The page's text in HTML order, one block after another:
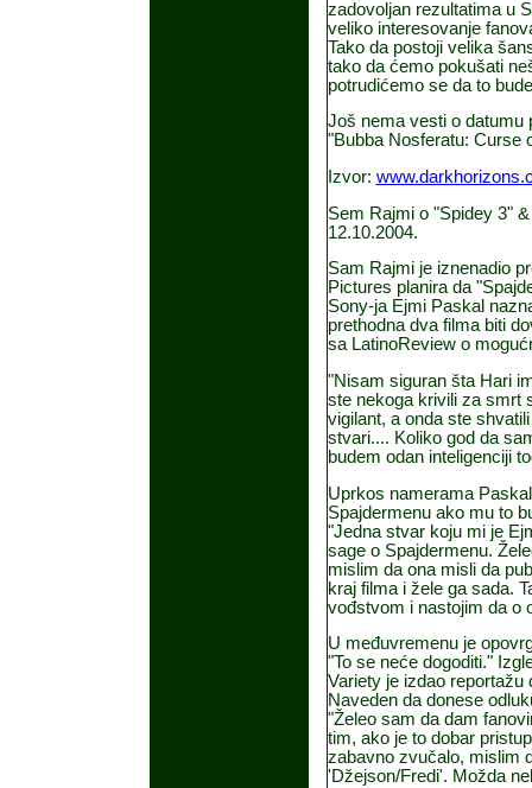
zadovoljan rezultatima u
veliko interesovanje
Tako da postoji velika
tako da ćemo pokušati
potrudićemo se da to
Još nema vesti o datumu
"Bubba Nosferatu: Curse
Izvor:
Sem Rajmi o "Spidey 3"
12.10.2004.
Sam Rajmi je iznenadio
Pictures planira da
Sony-ja Ejmi Paskal
prethodna dva filma biti
sa LatinoReview o
"Nisam siguran šta Hari
ste nekoga krivili za smrt
vigilant, a onda ste
stvari.... Koliko god da
budem odan inteligenciji
Uprkos namerama
Spajdermenu ako mu to
"Jedna stvar koju mi je
sage o Spajdermenu.
mislim da ona misli da
kraj filma i žele ga sada.
vođstvom i nastojim da o
U međuvremenu je
"To se neće dogoditi."
Variety je izdao reportažu
Naveden da donese
"Želeo sam da dam
tim, ako je to dobar
zabavno zvučalo, mislim
'Džejson/Fredi'. Možda